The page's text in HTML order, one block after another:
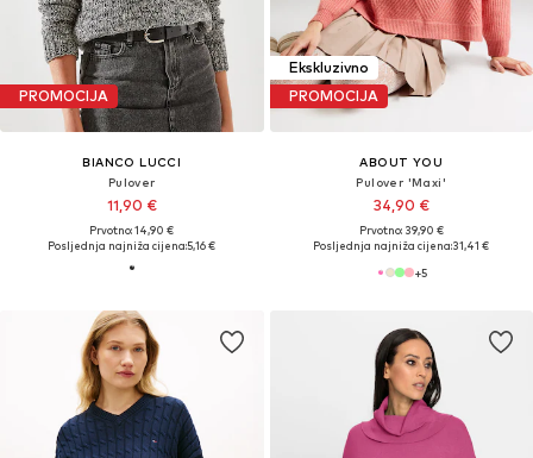
PROMOCIJA
BIANCO LUCCI
Pulover
11,90 €
Prvotno: 14,90 €
Posljednja najniža cijena:5,16 €
Ekskluzivno
PROMOCIJA
ABOUT YOU
Pulover 'Maxi'
34,90 €
Prvotno: 39,90 €
Posljednja najniža cijena:31,41 €
+5